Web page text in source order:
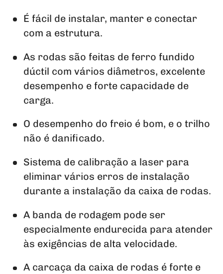
É fácil de instalar, manter e conectar
com a estrutura.
As rodas são feitas de ferro fundido
dúctil com vários diâmetros, excelente
desempenho e forte capacidade de
carga.
O desempenho do freio é bom, e o trilho
não é danificado.
Sistema de calibração a laser para
eliminar vários erros de instalação
durante a instalação da caixa de rodas.
A banda de rodagem pode ser
especialmente endurecida para atender
às exigências de alta velocidade.
A carcaça da caixa de rodas é forte e